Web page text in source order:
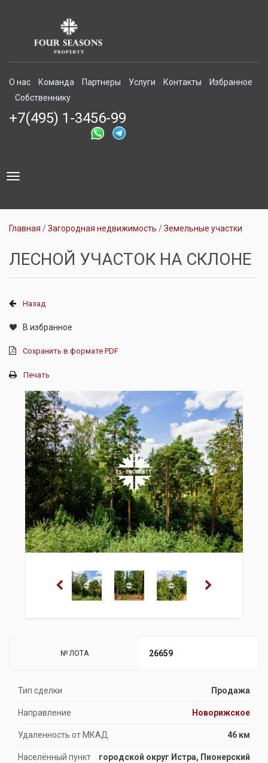
О нас Команда Партнеры Услуги Контакты
Избранное
Собственнику
+7(495) 1-3456-99
Toggle
Главная Загородная недвижимость Земельные участки
ЛЕСНОЙ УЧАСТОК НА СКЛОНЕ
Назад
В избранное
Сохранить в формате PDF
Печать
№ ЛОТА 26659
Тип сделки Продажа
Направление Новорижское
Удаленность от МКАД 46 км
Населённый пункт городской округ Истра, Пионерский